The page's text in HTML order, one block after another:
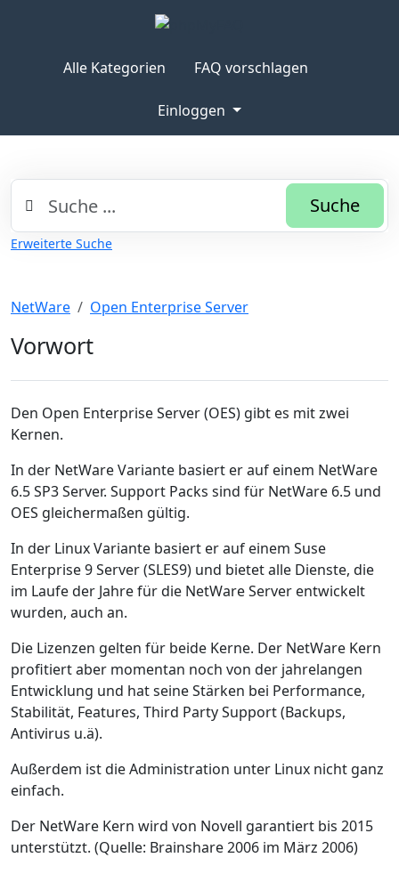
Alle Kategorien FAQ vorschlagen
Einloggen
Suche
Erweiterte Suche
NetWare Open Enterprise Server
Vorwort
Den Open Enterprise Server (OES) gibt es mit zwei
Kernen.
In der NetWare Variante basiert er auf einem NetWare
6.5 SP3 Server. Support Packs sind für NetWare 6.5 und
OES gleichermaßen gültig.
In der Linux Variante basiert er auf einem Suse
Enterprise 9 Server (SLES9) und bietet alle Dienste, die
im Laufe der Jahre für die NetWare Server entwickelt
wurden, auch an.
Die Lizenzen gelten für beide Kerne. Der NetWare Kern
profitiert aber momentan noch von der jahrelangen
Entwicklung und hat seine Stärken bei Performance,
Stabilität, Features, Third Party Support (Backups,
Antivirus u.ä).
Außerdem ist die Administration unter Linux nicht ganz
einfach.
Der NetWare Kern wird von Novell garantiert bis 2015
unterstützt. (Quelle: Brainshare 2006 im März 2006)